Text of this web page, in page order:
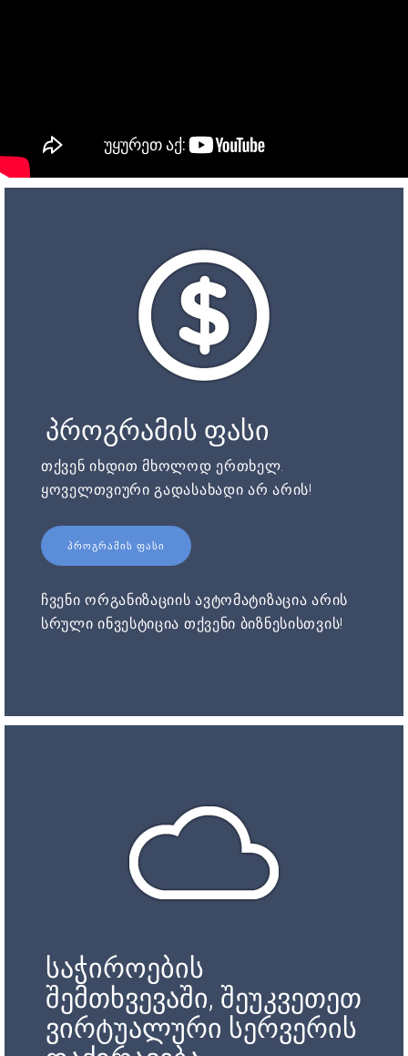
პროგრამის ფასი
თქვენ იხდით მხოლოდ ერთხელ.
ყოველთვიური გადასახადი არ არის!
ᲞᲠᲝᲒᲠᲐᲛᲘᲡ ᲤᲐᲡᲘ
ჩვენი ორგანიზაციის ავტომატიზაცია არის
სრული ინვესტიცია თქვენი ბიზნესისთვის!
საჭიროების
შემთხვევაში, შეუკვეთეთ
ვირტუალური სერვერის